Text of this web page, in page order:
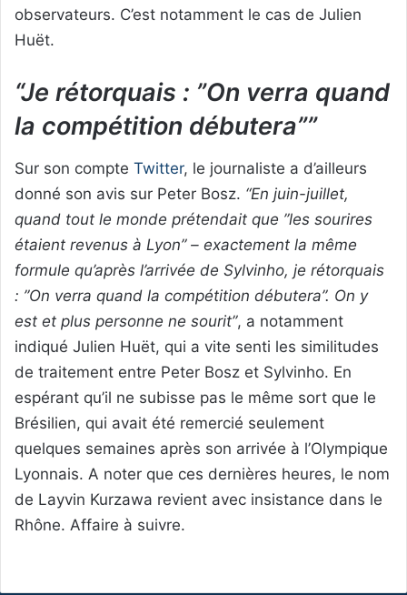
observateurs. C’est notamment le cas de Julien
Huët.
“Je rétorquais : ”On verra quand
la compétition débutera””
Sur son compte Twitter, le journaliste a d’ailleurs
donné son avis sur Peter Bosz. “En juin-juillet,
quand tout le monde prétendait que ”les sourires
étaient revenus à Lyon” – exactement la même
formule qu’après l’arrivée de Sylvinho, je rétorquais
: ”On verra quand la compétition débutera”. On y
est et plus personne ne sourit”, a notamment
indiqué Julien Huët, qui a vite senti les similitudes
de traitement entre Peter Bosz et Sylvinho. En
espérant qu’il ne subisse pas le même sort que le
Brésilien, qui avait été remercié seulement
quelques semaines après son arrivée à l’Olympique
Lyonnais. A noter que ces dernières heures, le nom
de Layvin Kurzawa revient avec insistance dans le
Rhône. Affaire à suivre.